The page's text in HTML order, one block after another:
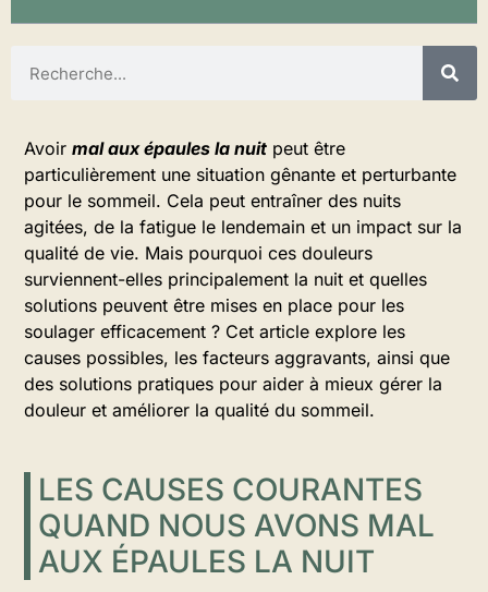
Avoir mal aux épaules la nuit peut être
particulièrement une situation gênante et perturbante
pour le sommeil. Cela peut entraîner des nuits
agitées, de la fatigue le lendemain et un impact sur la
qualité de vie. Mais pourquoi ces douleurs
surviennent-elles principalement la nuit et quelles
solutions peuvent être mises en place pour les
soulager efficacement ? Cet article explore les
causes possibles, les facteurs aggravants, ainsi que
des solutions pratiques pour aider à mieux gérer la
douleur et améliorer la qualité du sommeil.
LES CAUSES COURANTES
QUAND NOUS AVONS MAL
AUX ÉPAULES LA NUIT